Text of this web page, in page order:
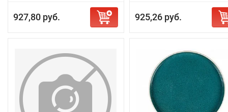
927,80 руб. 925,26 руб.